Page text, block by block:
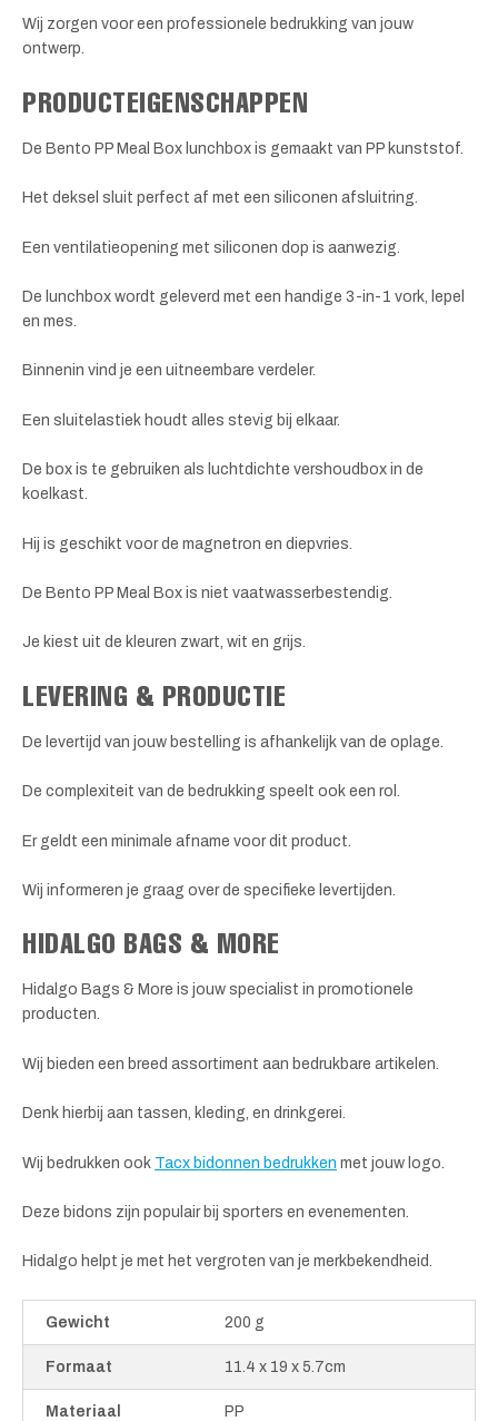
Wij zorgen voor een professionele bedrukking van jouw
ontwerp.
PRODUCTEIGENSCHAPPEN
De Bento PP Meal Box lunchbox is gemaakt van PP kunststof.
Het deksel sluit perfect af met een siliconen afsluitring.
Een ventilatieopening met siliconen dop is aanwezig.
De lunchbox wordt geleverd met een handige 3-in-1 vork, lepel
en mes.
Binnenin vind je een uitneembare verdeler.
Een sluitelastiek houdt alles stevig bij elkaar.
De box is te gebruiken als luchtdichte vershoudbox in de
koelkast.
Hij is geschikt voor de magnetron en diepvries.
De Bento PP Meal Box is niet vaatwasserbestendig.
Je kiest uit de kleuren zwart, wit en grijs.
LEVERING & PRODUCTIE
De levertijd van jouw bestelling is afhankelijk van de oplage.
De complexiteit van de bedrukking speelt ook een rol.
Er geldt een minimale afname voor dit product.
Wij informeren je graag over de specifieke levertijden.
HIDALGO BAGS & MORE
Hidalgo Bags & More is jouw specialist in promotionele
producten.
Wij bieden een breed assortiment aan bedrukbare artikelen.
Denk hierbij aan tassen, kleding, en drinkgerei.
Wij bedrukken ook Tacx bidonnen bedrukken met jouw logo.
Deze bidons zijn populair bij sporters en evenementen.
Hidalgo helpt je met het vergroten van je merkbekendheid.
Gewicht 200 g
Formaat 11.4 x 19 x 5.7cm
Materiaal PP